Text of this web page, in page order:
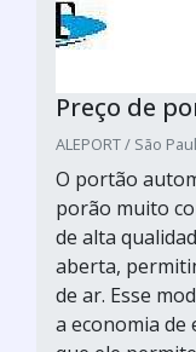
Preço de
ALEPORT / São
O portão
porão muito
de alta
aberta,
de ar. Esse
a economia de